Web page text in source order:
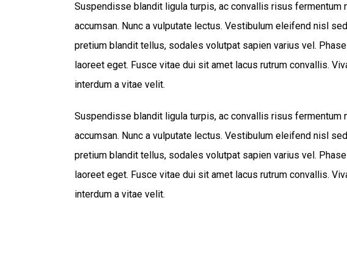
Suspendisse blandit ligula turpis, ac convallis risus fermentum
accumsan. Nunc a vulputate lectus. Vestibulum eleifend nisl
pretium blandit tellus, sodales volutpat sapien varius vel.
laoreet eget. Fusce vitae dui sit amet lacus rutrum convallis.
interdum a vitae velit.
Suspendisse blandit ligula turpis, ac convallis risus fermentum
accumsan. Nunc a vulputate lectus. Vestibulum eleifend nisl
pretium blandit tellus, sodales volutpat sapien varius vel.
laoreet eget. Fusce vitae dui sit amet lacus rutrum convallis.
interdum a vitae velit.